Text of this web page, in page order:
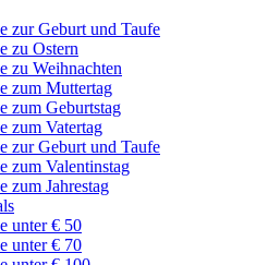
zur Geburt und Taufe
zu Ostern
zu Weihnachten
zum Muttertag
zum Geburtstag
zum Vatertag
zur Geburt und Taufe
zum Valentinstag
zum Jahrestag
unter € 50
unter € 70